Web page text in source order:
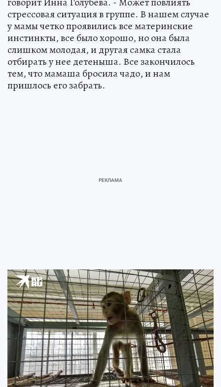
стрессовая ситуация в группе. В нашем случае
у мамы четко проявились все материнские
инстинкты, все было хорошо, но она была
слишком молодая, и другая самка стала
отбирать у нее детеныша. Все закончилось
тем, что мамаша бросила чадо, и нам
пришлось его забрать.